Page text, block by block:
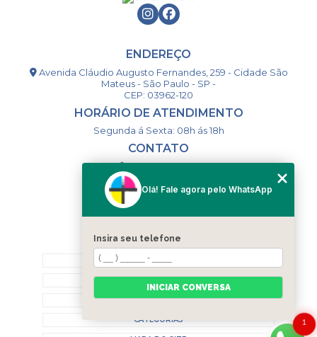
ENDEREÇO
Avenida Cláudio Augusto Fernandes, 259 - Cidade São
Mateus - São Paulo - SP -
CEP: 03962-120
HORÁRIO DE ATENDIMENTO
Segunda á Sexta: 08h ás 18h
CONTATO
(11) 98994-1867
(11) 98993-9556
togsm1@gmail.com
MENU
HOME
CONTATO
CATEGORIAS 1
Olá! Fale agora pelo WhatsApp
Insira seu telefone
INICIAR CONVERSA